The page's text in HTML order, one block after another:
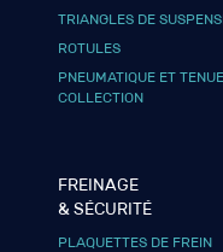
TRIANGLES DE
ROTULES
PNEUMATIQUE ET
COLLECTION
FREINAGE
& SÉCURITÉ
PLAQUETTES DE FREIN